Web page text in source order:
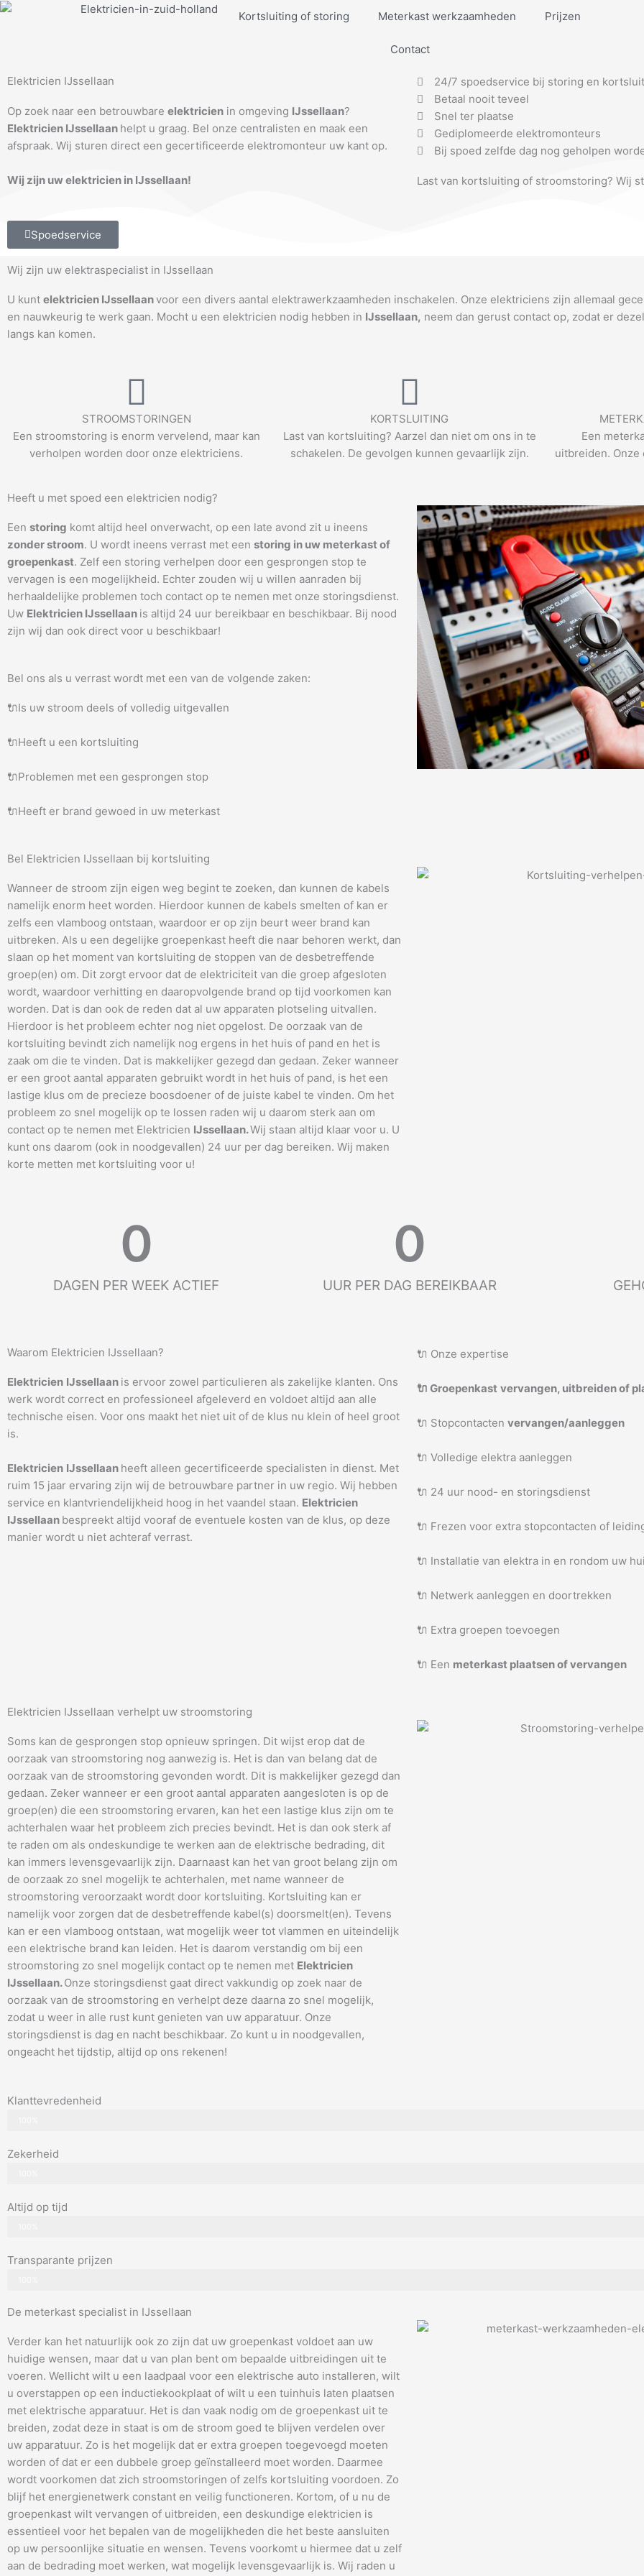
Ga
Kortsluiting of storing Meterkast werkzaamheden Prijzen
Contact
Elektricien IJssellaan
Op zoek naar een betrouwbare elektricien in omgeving IJssellaan?
Elektricien IJssellaan helpt u graag. Bel onze centralisten en maak een
afspraak. Wij sturen direct een gecertificeerde elektromonteur uw kant op.
Wij zijn uw elektricien in IJssellaan!
Spoedservice
24/7 spoedservice bij storing en
Betaal nooit teveel
Snel ter plaatse
Gediplomeerde elektromonteurs
Bij spoed zelfde dag nog geholpen
Last van kortsluiting of stroomstoring? Wij
Wij zijn uw elektraspecialist in IJssellaan
U kunt elektricien IJssellaanvoor een divers aantal elektrawerkzaamheden inschakelen. Onze elektriciens zijn allemaal
en nauwkeurig te werk gaan. Mocht u een elektricien nodig hebben in IJssellaan, neem dan gerust contact op, zodat er
langs kan komen.
STROOMSTORINGEN
Een stroomstoring is enorm vervelend, maar kan
verholpen worden door onze elektriciens.
KORTSLUITING
Last van kortsluiting? Aarzel dan niet om ons in te
schakelen. De gevolgen kunnen gevaarlijk zijn.
Een
uitbreiden. Onze
Heeft u met spoed een elektricien nodig?
Een storing komt altijd heel onverwacht, op een late avond zit u ineens
zonder stroom. U wordt ineens verrast met een storing in uw meterkast of
groepenkast. Zelf een storing verhelpen door een gesprongen stop te
vervagen is een mogelijkheid. Echter zouden wij u willen aanraden bij
herhaaldelijke problemen toch contact op te nemen met onze storingsdienst.
Uw Elektricien IJssellaan is altijd 24 uur bereikbaar en beschikbaar. Bij nood
zijn wij dan ook direct voor u beschikbaar!
Bel ons als u verrast wordt met een van de volgende zaken:
🔌Is uw stroom deels of volledig uitgevallen
🔌Heeft u een kortsluiting
🔌Problemen met een gesprongen stop
🔌Heeft er brand gewoed in uw meterkast
Bel Elektricien IJssellaan bij kortsluiting
Wanneer de stroom zijn eigen weg begint te zoeken, dan kunnen de kabels
namelijk enorm heet worden. Hierdoor kunnen de kabels smelten of kan er
zelfs een vlamboog ontstaan, waardoor er op zijn beurt weer brand kan
uitbreken. Als u een degelijke groepenkast heeft die naar behoren werkt, dan
slaan op het moment van kortsluiting de stoppen van de desbetreffende
groep(en) om. Dit zorgt ervoor dat de elektriciteit van die groep afgesloten
wordt, waardoor verhitting en daaropvolgende brand op tijd voorkomen kan
worden. Dat is dan ook de reden dat al uw apparaten plotseling uitvallen.
Hierdoor is het probleem echter nog niet opgelost. De oorzaak van de
kortsluiting bevindt zich namelijk nog ergens in het huis of pand en het is
zaak om die te vinden. Dat is makkelijker gezegd dan gedaan. Zeker wanneer
er een groot aantal apparaten gebruikt wordt in het huis of pand, is het een
lastige klus om de precieze boosdoener of de juiste kabel te vinden. Om het
probleem zo snel mogelijk op te lossen raden wij u daarom sterk aan om
contact op te nemen met Elektricien IJssellaan.Wij staan altijd klaar voor u. U
kunt ons daarom (ook in noodgevallen) 24 uur per dag bereiken. Wij maken
korte metten met kortsluiting voor u!
DAGEN PER WEEK ACTIEF
0
UUR PER DAG BEREIKBAAR
0
Waarom Elektricien IJssellaan?
Elektricien IJssellaan is ervoor zowel particulieren als zakelijke klanten. Ons
werk wordt correct en professioneel afgeleverd en voldoet altijd aan alle
technische eisen. Voor ons maakt het niet uit of de klus nu klein of heel groot
is.
Elektricien IJssellaan heeft alleen gecertificeerde specialisten in dienst. Met
ruim 15 jaar ervaring zijn wij de betrouwbare partner in uw regio. Wij hebben
service en klantvriendelijkheid hoog in het vaandel staan. Elektricien
IJssellaan bespreekt altijd vooraf de eventuele kosten van de klus, op deze
manier wordt u niet achteraf verrast.
🔌 Onze expertise
🔌 Groepenkast vervangen, uitbreiden of
🔌 Stopcontacten vervangen/aanleggen
🔌 Volledige elektra aanleggen
🔌 24 uur nood- en storingsdienst
🔌 Frezen voor extra stopcontacten of
🔌 Installatie van elektra in en rondom uw
🔌 Netwerk aanleggen en doortrekken
🔌 Extra groepen toevoegen
🔌 Een meterkast plaatsen of vervangen
Elektricien IJssellaan verhelpt uw stroomstoring
Soms kan de gesprongen stop opnieuw springen. Dit wijst erop dat de
oorzaak van stroomstoring nog aanwezig is. Het is dan van belang dat de
oorzaak van de stroomstoring gevonden wordt. Dit is makkelijker gezegd dan
gedaan. Zeker wanneer er een groot aantal apparaten aangesloten is op de
groep(en) die een stroomstoring ervaren, kan het een lastige klus zijn om te
achterhalen waar het probleem zich precies bevindt. Het is dan ook sterk af
te raden om als ondeskundige te werken aan de elektrische bedrading, dit
kan immers levensgevaarlijk zijn. Daarnaast kan het van groot belang zijn om
de oorzaak zo snel mogelijk te achterhalen, met name wanneer de
stroomstoring veroorzaakt wordt door kortsluiting. Kortsluiting kan er
namelijk voor zorgen dat de desbetreffende kabel(s) doorsmelt(en). Tevens
kan er een vlamboog ontstaan, wat mogelijk weer tot vlammen en uiteindelijk
een elektrische brand kan leiden. Het is daarom verstandig om bij een
stroomstoring zo snel mogelijk contact op te nemen met Elektricien
IJssellaan.Onze storingsdienst gaat direct vakkundig op zoek naar de
oorzaak van de stroomstoring en verhelpt deze daarna zo snel mogelijk,
zodat u weer in alle rust kunt genieten van uw apparatuur. Onze
storingsdienst is dag en nacht beschikbaar. Zo kunt u in noodgevallen,
ongeacht het tijdstip, altijd op ons rekenen!
Klanttevredenheid
Zekerheid
Altijd op tijd
Transparante prijzen
De meterkast specialist in IJssellaan
Verder kan het natuurlijk ook zo zijn dat uw groepenkast voldoet aan uw
huidige wensen, maar dat u van plan bent om bepaalde uitbreidingen uit te
voeren. Wellicht wilt u een laadpaal voor een elektrische auto installeren, wilt
u overstappen op een inductiekookplaat of wilt u een tuinhuis laten plaatsen
met elektrische apparatuur. Het is dan vaak nodig om de groepenkast uit te
breiden, zodat deze in staat is om de stroom goed te blijven verdelen over
uw apparatuur. Zo is het mogelijk dat er extra groepen toegevoegd moeten
worden of dat er een dubbele groep geïnstalleerd moet worden. Daarmee
wordt voorkomen dat zich stroomstoringen of zelfs kortsluiting voordoen. Zo
blijf het energienetwerk constant en veilig functioneren. Kortom, of u nu de
groepenkast wilt vervangen of uitbreiden, een deskundige elektricien is
essentieel voor het bepalen van de mogelijkheden die het beste aansluiten
op uw persoonlijke situatie en wensen. Tevens voorkomt u hiermee dat u zelf
aan de bedrading moet werken, wat mogelijk levensgevaarlijk is. Wij raden u